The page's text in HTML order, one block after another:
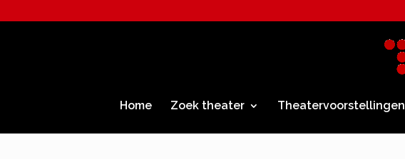
Home Zoek theater Theatervoorstellingen